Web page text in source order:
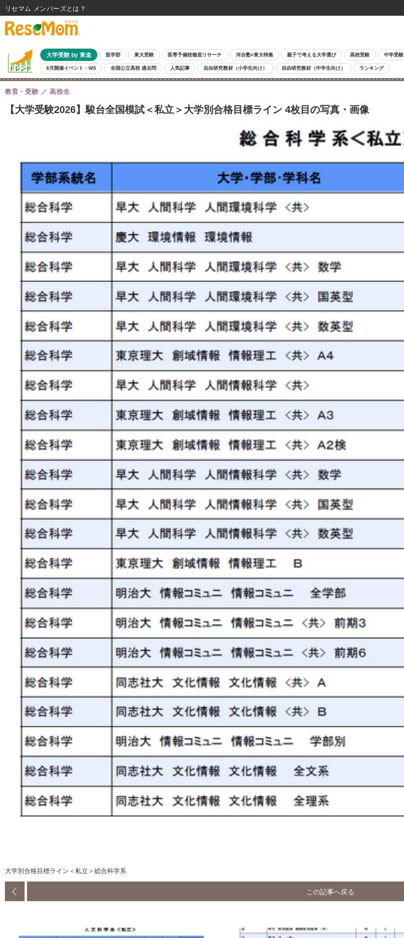
大学受験 by 東進 医学部 東大受験 医専予備校徹底リサーチ 河合塾×東大特集 親子で考える大学選び 高校受験 中学受験
8月開催イベント・WS 全国公立高校 過去問 人気記事 自由研究教材（小学生向け） 自由研究教材（中学生向け） ランキング
【大学受験2026】駿台全国模試＜私立＞大学別合格目標ライン 4枚目の写真・画像
教育・受験 高校生
大学別合格目標ライン＜私立＞総合科学系
この記事へ戻る
リセマム メンバーズ